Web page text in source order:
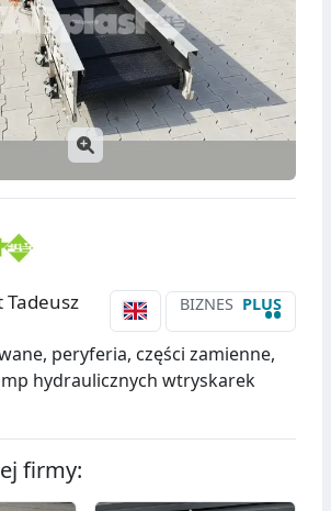
BIZNES PLUS
••
Tadeusz
peryferia, części zamienne,
hydraulicznych wtryskarek
firmy: